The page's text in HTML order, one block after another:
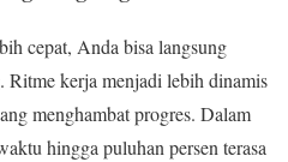
cepat, Anda bisa langsung
Ritme kerja menjadi lebih dinamis
menghambat progres. Dalam
hingga puluhan persen terasa